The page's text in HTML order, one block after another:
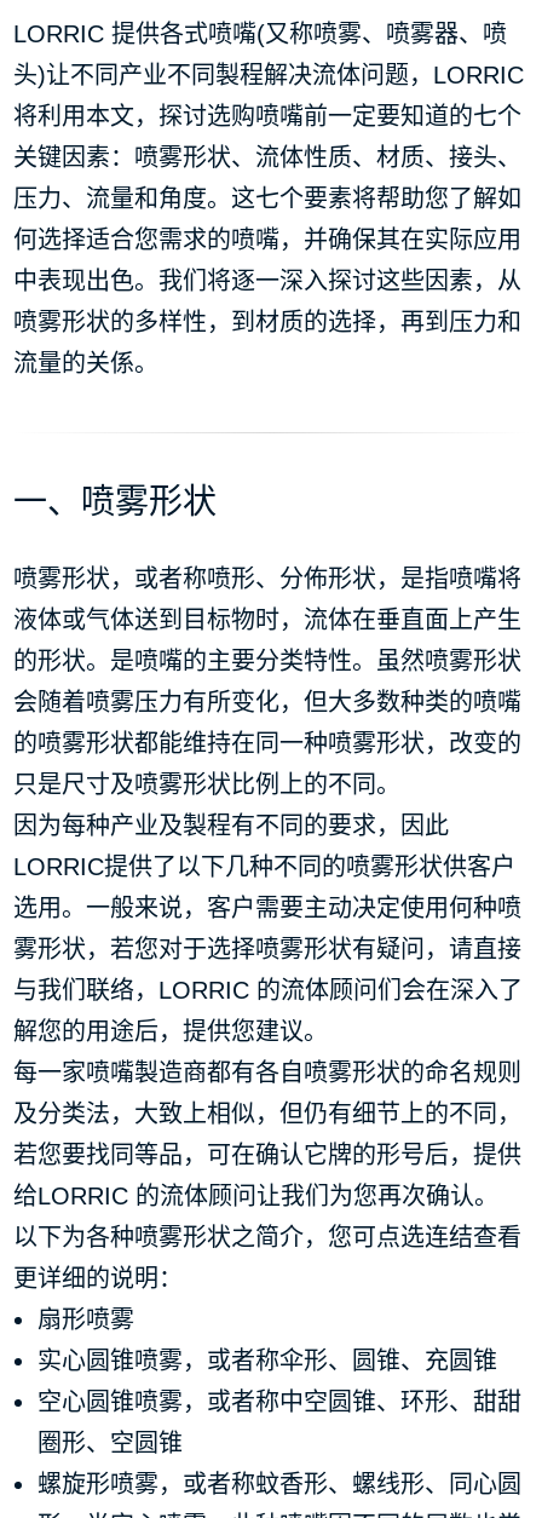
LORRIC 提供各式喷嘴(又称喷雾、喷雾器、喷
头)让不同产业不同製程解决流体问题，LORRIC
将利用本文，探讨选购喷嘴前一定要知道的七个
关键因素：喷雾形状、流体性质、材质、接头、
压力、流量和角度。这七个要素将帮助您了解如
何选择适合您需求的喷嘴，并确保其在实际应用
中表现出色。我们将逐一深入探讨这些因素，从
喷雾形状的多样性，到材质的选择，再到压力和
流量的关係。
一、喷雾形状
喷雾形状，或者称喷形、分佈形状，是指喷嘴将
液体或气体送到目标物时，流体在垂直面上产生
的形状。是喷嘴的主要分类特性。虽然喷雾形状
会随着喷雾压力有所变化，但大多数种类的喷嘴
的喷雾形状都能维持在同一种喷雾形状，改变的
只是尺寸及喷雾形状比例上的不同。
因为每种产业及製程有不同的要求，因此
LORRIC提供了以下几种不同的喷雾形状供客户
选用。一般来说，客户需要主动决定使用何种喷
雾形状，若您对于选择喷雾形状有疑问，请直接
与我们联络，LORRIC 的流体顾问们会在深入了
解您的用途后，提供您建议。
每一家喷嘴製造商都有各自喷雾形状的命名规则
及分类法，大致上相似，但仍有细节上的不同，
若您要找同等品，可在确认它牌的形号后，提供
给LORRIC 的流体顾问让我们为您再次确认。
以下为各种喷雾形状之简介，您可点选连结查看
更详细的说明：
扇形喷雾
实心圆锥喷雾，或者称伞形、圆锥、充圆锥
空心圆锥喷雾，或者称中空圆锥、环形、甜甜
圈形、空圆锥
螺旋形喷雾，或者称蚊香形、螺线形、同心圆